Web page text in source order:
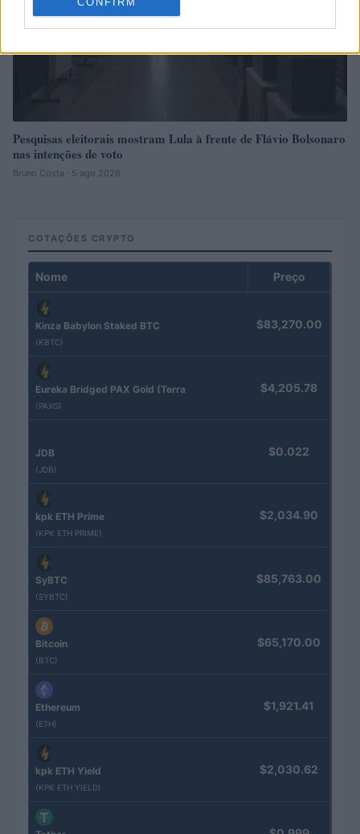
Pesquisas eleitorais mostram Lula à frente de Flávio Bolsonaro
nas intenções de voto
Bruno Costa · 5 ago 2026
COTAÇÕES CRYPTO
Nome Preço
Kinza Babylon Staked BTC
(KBTC)
$83,270.00
Eureka Bridged PAX Gold (Terra
(PAXG)
$4,205.78
JDB
(JDB)
$0.022
kpk ETH Prime
(KPK ETH PRIME)
$2,034.90
SyBTC
(SYBTC)
$85,763.00
Bitcoin
(BTC)
$65,170.00
Ethereum
(ETH)
$1,921.41
kpk ETH Yield
(KPK ETH YIELD)
$2,030.62